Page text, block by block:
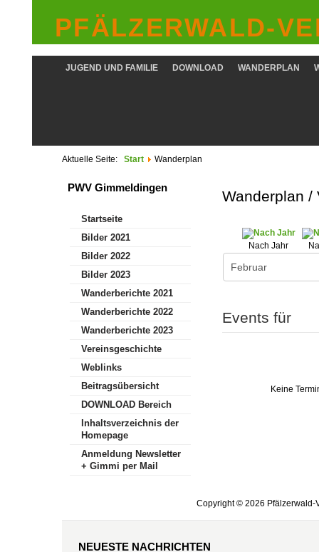
PFÄLZERWALD-
WANDERPLAN
DOWNLOAD
JUGEND UND FAMILIE
Aktuelle Seite: Start Wanderplan
Wanderplan /
Nach Jahr
Events für
Keine
PWV Gimmeldingen
Startseite
Bilder 2021
Bilder 2022
Bilder 2023
Wanderberichte 2021
Wanderberichte 2022
Wanderberichte 2023
Vereinsgeschichte
Weblinks
Beitragsübersicht
DOWNLOAD Bereich
Inhaltsverzeichnis der
Homepage
Anmeldung Newsletter
+ Gimmi per Mail
Copyright © 2026 Pfälzerwald-
NEUESTE NACHRICHTEN